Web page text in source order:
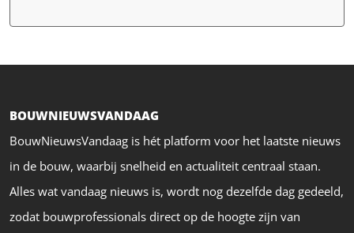
BOUWNIEUWSVANDAAG
BouwNieuwsVandaag is hét platform voor het laatste nieuws
in de bouw, waarbij snelheid en actualiteit centraal staan.
Alles wat vandaag nieuws is, wordt nog dezelfde dag gedeeld,
zodat bouwprofessionals direct op de hoogte zijn van